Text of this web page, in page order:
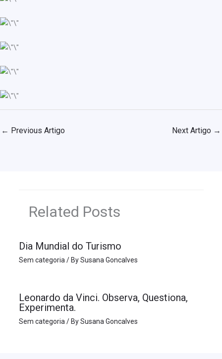
← Previous Artigo Next Artigo →
Related Posts
Dia Mundial do Turismo
Sem categoria/ BySusana Goncalves
Leonardo da Vinci. Observa, Questiona,
Experimenta.
Sem categoria/ BySusana Goncalves